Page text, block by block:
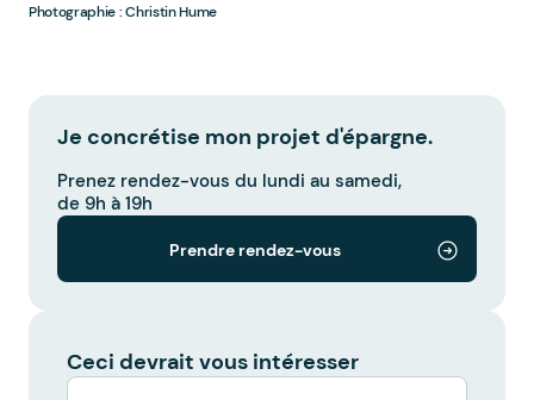
Photographie : Christin Hume
Je concrétise mon projet d'épargne.
Prenez rendez-vous du lundi au samedi,
de 9h à 19h
Prendre rendez-vous
Ceci devrait vous intéresser